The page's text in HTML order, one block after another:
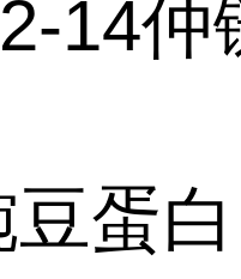
14仲
蛋白